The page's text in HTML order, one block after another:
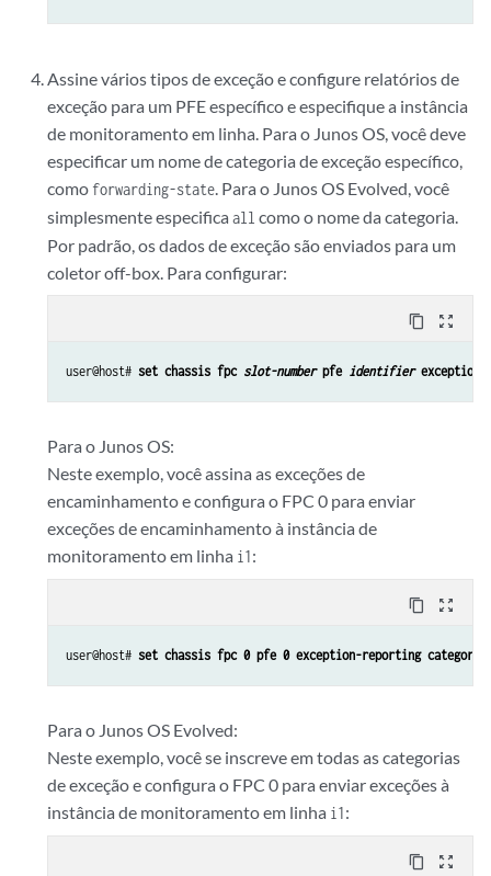
Assine vários tipos de exceção e configure relatórios de
exceção para um PFE específico e especifique a instância
de monitoramento em linha. Para o Junos OS, você deve
especificar um nome de categoria de exceção específico,
como forwarding-state. Para o Junos OS Evolved, você
simplesmente especificaall como o nome da categoria.
Por padrão, os dados de exceção são enviados para um
coletor off-box. Para configurar:
content_copy zoom_out_map
user@host# set chassis fpc slot-number pfe identifier exception-
Para o Junos OS:
Neste exemplo, você assina as exceções de
encaminhamento e configura o FPC 0 para enviar
exceções de encaminhamento à instância de
monitoramento em linha i1:
content_copy zoom_out_map
user@host# set chassis fpc 0 pfe 0 exception-reporting
Para o Junos OS Evolved:
Neste exemplo, você se inscreve em todas as categorias
de exceção e configura o FPC 0 para enviar exceções à
instância de monitoramento em linha i1:
content_copy zoom_out_map